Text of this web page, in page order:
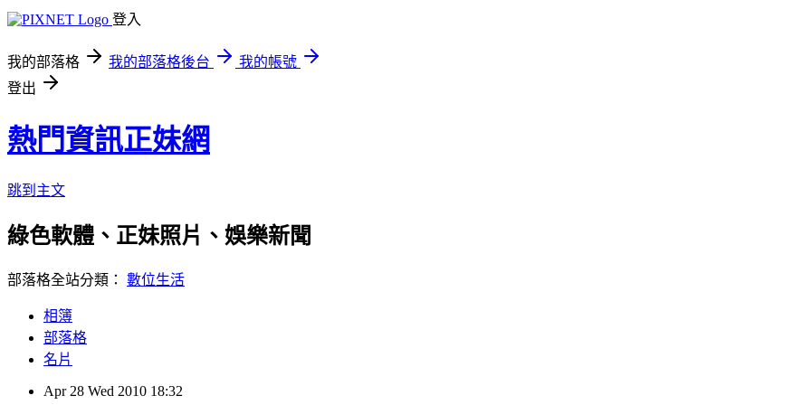
登入
我的部落格 我的部落格後台
我的帳號
登出
熱門資訊正妹網
跳到主文
綠色軟體、正妹照片、娛樂新聞
部落格全站分類： 數位生活
相簿
部落格
名片
Apr 28 Wed 2010 18:32